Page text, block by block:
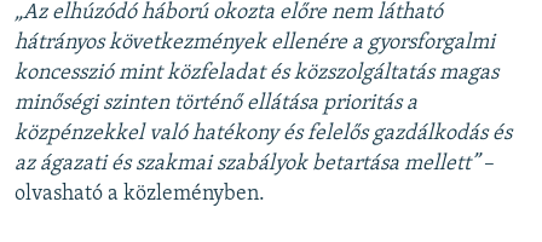
„Az elhúzódó háború okozta előre nem látható
hátrányos következmények ellenére a gyorsforgalmi
koncesszió mint közfeladat és közszolgáltatás magas
minőségi szinten történő ellátása prioritás a
közpénzekkel való hatékony és felelős gazdálkodás és
az ágazati és szakmai szabályok betartása mellett”–
olvasható a közleményben.